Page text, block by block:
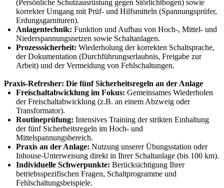
(Persönliche Schutzausrüstung gegen Störlichtbogen) sowie
korrekter Umgang mit Prüf- und Hilfsmitteln (Spannungsprüfer,
Erdungsgarnituren).
Anlagentechnik: Funktion und Aufbau von Hoch-, Mittel- und
Niederspannungsnetzen sowie Schaltanlagen.
Prozesssicherheit: Wiederholung der korrekten Schaltsprache,
der Dokumentation (Durchführungserlaubnis, Freigabe zur
Arbeit) und der Vermeidung von Fehlschaltungen.
Praxis-Refresher: Die fünf Sicherheitsregeln an der Anlage
Freischaltabwicklung im Fokus: Gemeinsames Wiederholen
der Freischaltabwicklung (z.B. an einem Abzweig oder
Transformator).
Routineprüfung: Intensives Training der strikten Einhaltung
der fünf Sicherheitsregeln im Hoch- und
Mittelspannungsbereich.
Praxis an der Anlage: Nutzung unserer Übungsstation oder
Inhouse-Unterweisung direkt in Ihrer Schaltanlage (bis 100 km).
Individuelle Schwerpunkte: Berücksichtigung Ihrer
betriebsspezifischen Fragen, Schaltprogramme und
Fehlschaltungsbeispiele.